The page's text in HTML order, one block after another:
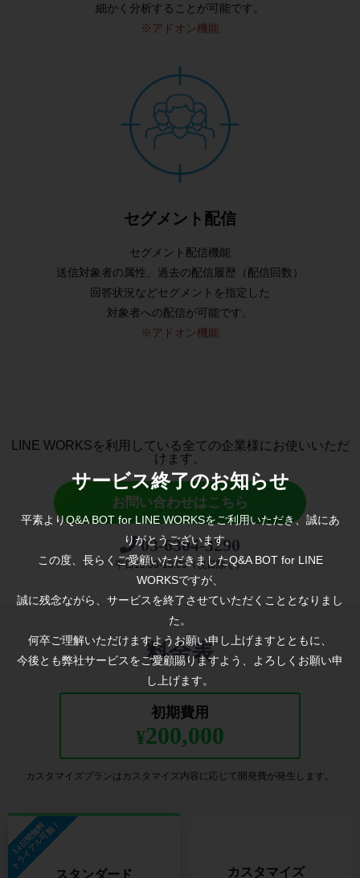
サービス終了のお知らせ
平素よりQ&A BOT for LINE WORKSをご利用いただき、誠にあ
りがとうございます。
この度、長らくご愛顧いただきましたQ&A BOT for LINE
WORKSですが、
誠に残念ながら、サービスを終了させていただくこととなりまし
た。
何卒ご理解いただけますようお願い申し上げますとともに、
今後とも弊社サービスをご愛顧賜りますよう、よろしくお願い申
し上げます。
細かく分析することが可能です。
※アドオン機能
セグメント配信
セグメント配信機能
送信対象者の属性、過去の配信履歴（配信回数）
回答状況などセグメントを指定した
対象者への配信が可能です。
※アドオン機能
LINE WORKSを利用している全ての企業様にお使いいただ
けます。
お問い合わせはこちら
03-6304-3290
平日10:00-18:00（祝日除く）
料金表
初期費用
¥200,000
カスタマイズプランはカスタマイズ内容に応じて開発費が発生します。
スタンダード
14日間無料
トライアル可能！
カスタマイズ